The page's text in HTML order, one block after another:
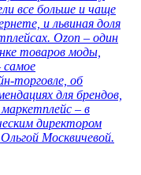
все больше и чаще
и львиная доля
Ozon – один
товаров моды,
самое
торговле, об
для брендов,
– в
директором
Москвичевой.